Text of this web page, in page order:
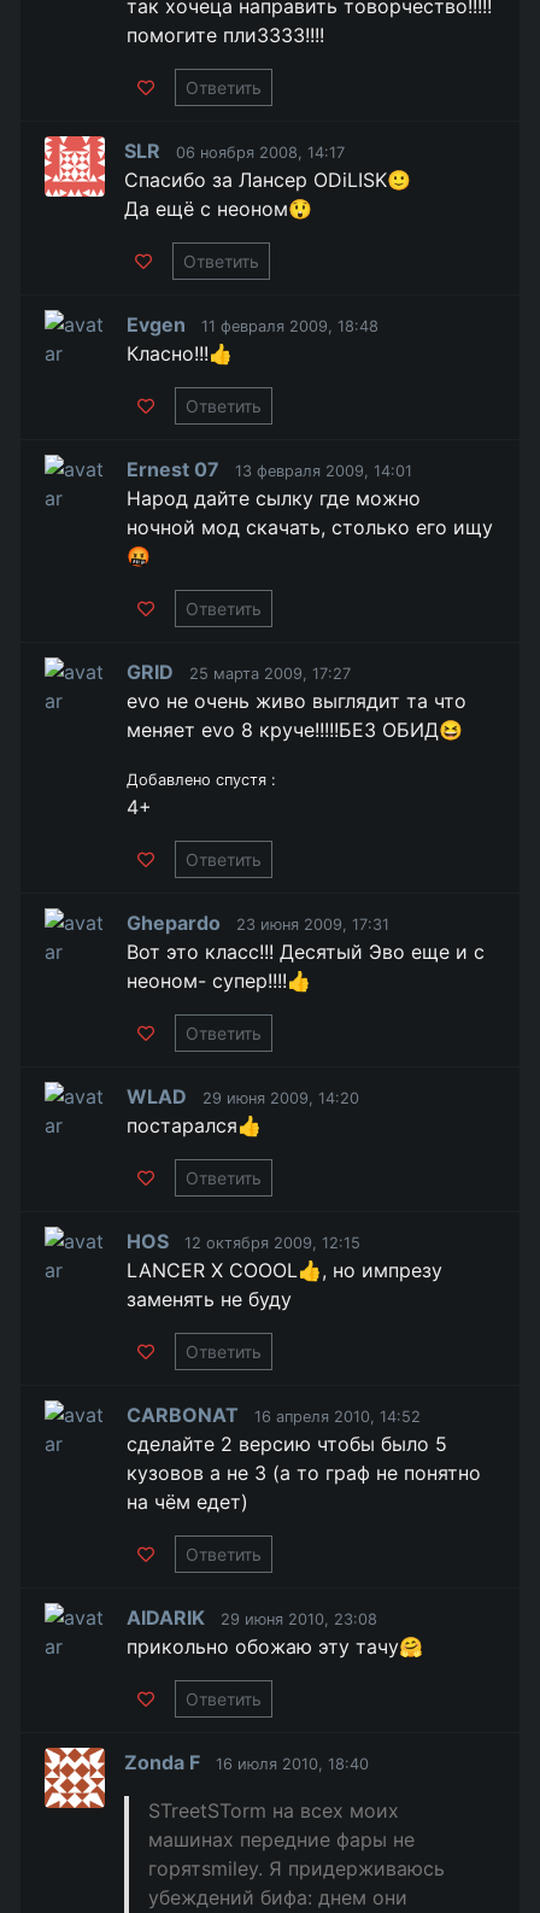
так хочеца направить товорчество!!!!!
помогите плиЗЗЗЗ!!!!
Ответить
SLR 06 ноября 2008, 14:17
Спасибо за Лансер ODiLISK🙂
Да ещё с неоном😲
Ответить
Evgen 11 февраля 2009, 18:48
Класно!!!👍
Ответить
Ernest 07 13 февраля 2009, 14:01
Народ дайте сылку где можно
ночной мод скачать, столько его ищу
🤬
Ответить
GRID 25 марта 2009, 17:27
evo не очень живо выглядит та что
меняет evo 8 круче!!!!!БЕЗ ОБИД😆
Добавлено спустя :
4+
Ответить
Ghepardo 23 июня 2009, 17:31
Вот это класс!!! Десятый Эво еще и с
неоном- супер!!!!👍
Ответить
WLAD 29 июня 2009, 14:20
постарался👍
Ответить
HOS 12 октября 2009, 12:15
LANCER X COOOL👍, но импрезу
заменять не буду
Ответить
CARBONAT 16 апреля 2010, 14:52
сделайте 2 версию чтобы было 5
кузовов а не 3 (а то граф не понятно
на чём едет)
Ответить
AIDARIK 29 июня 2010, 23:08
прикольно обожаю эту тачу🤗
Ответить
Zonda F 16 июля 2010, 18:40
STreetSTorm на всех моих
машинах передние фары не
горятsmiley. Я придерживаюсь
убеждений бифа: днем они